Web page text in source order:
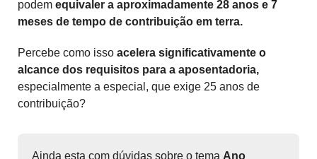
podem equivaler a aproximadamente 28 anos e 7
meses de tempo de contribuição em terra.
Percebe como isso acelera significativamente o
alcance dos requisitos para a aposentadoria,
especialmente a especial, que exige 25 anos de
contribuição?
Ainda esta com dúvidas sobre o tema Ano